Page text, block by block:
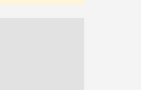
o pensamento
ajudam a construir
de livros digitais.